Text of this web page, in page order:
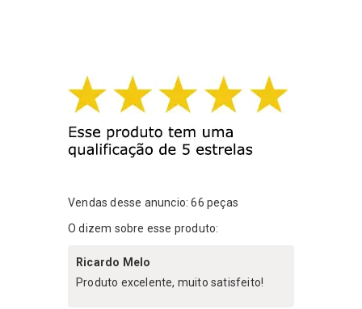
opções
podem
ser
escolhidas
na
produto
opções
podem
ser
na
Vendas desse anuncio: 66 peças
O dizem sobre esse produto:
Ricardo Melo
Produto excelente, muito satisfeito!